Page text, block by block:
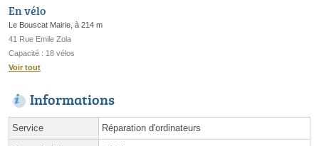
En vélo
Le Bouscat Mairie, à 214 m
41 Rue Emile Zola
Capacité : 18 vélos
Voir tout
Informations
Service Réparation d'ordinateurs